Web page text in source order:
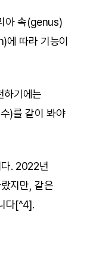
아 속(genus)
따라 기능이
하기에는
)를 같이 봐야
. 2022년
지만, 같은
다[^4].